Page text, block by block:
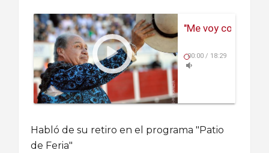
"Me voy con la
-00:00 / 18:29
Habló de su retiro en el programa "Patio
de Feria"